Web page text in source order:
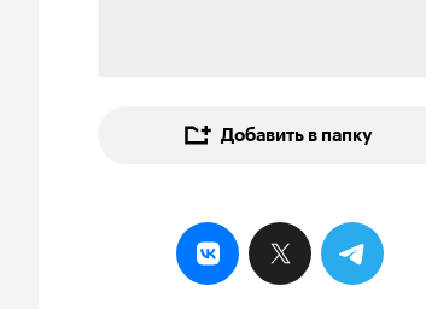
Добавить в папку